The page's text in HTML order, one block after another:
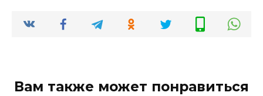
Вам также может понравиться